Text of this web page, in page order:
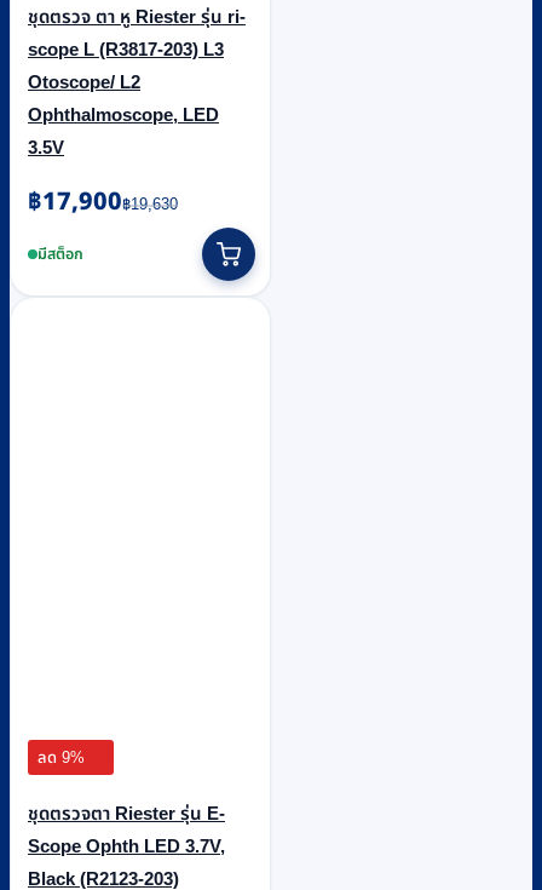
ชุดตรวจ ตา หู Riester รุ่น ri-
scope L (R3817-203) L3
Otoscope/ L2
Ophthalmoscope, LED
3.5V
฿19,630
Original
price
was:
฿17,900
Current
price
is:มีสต็อก
ลด 9%
ชุดตรวจตา Riester รุ่น E-
Scope Ophth LED 3.7V,
Black (R2123-203)